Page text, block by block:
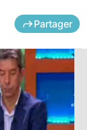
Partager